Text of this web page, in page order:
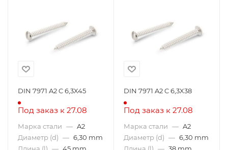
DIN 7971 A2 C 6,3X45
Под заказ к 27.08
Марка стали — A2
Диаметр (d) — 6,30 mm
DIN 7971 A2 C 6,3X38
Под заказ к 27.08
Марка стали — A2
Диаметр (d) — 6,30 mm